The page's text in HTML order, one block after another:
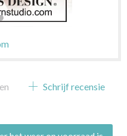
Schrijf recensie